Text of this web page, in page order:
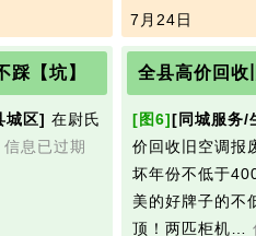
7月24日
踩【坑】
城区] 在尉氏
信息已过期
全县高价回收
[图6][同城服务/
价回收旧空调报
坏年份不低于
美的好牌子的不
顶！两匹柜机…